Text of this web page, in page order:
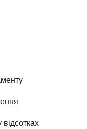
відсотках